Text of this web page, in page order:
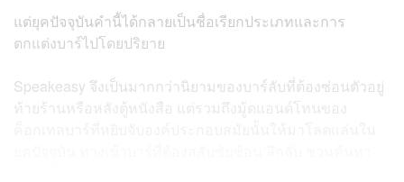
แต่ยุคปัจจุบันคำนี้ได้กลายเป็นชื่อเรียกประเภทและการ
ตกแต่งบาร์ไปโดยปริยาย
Speakeasy จึงเป็นมากกว่านิยามของบาร์ลับที่ต้องซ่อนตัวอยู่
ท้ายร้านหรือหลังตู้หนังสือ แต่รวมถึงมู้ดแอนด์โทนของ